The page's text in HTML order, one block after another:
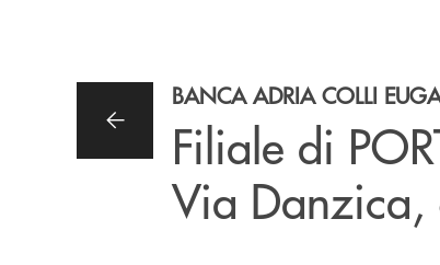
BANCA ADRIA COLLI
Filiale di
Via Danzica,